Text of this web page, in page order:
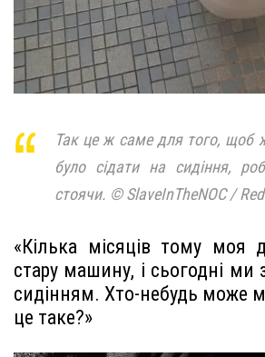
Так це ж саме для того, щоб
було сідати на сидіння,
стоячи. © SlaveInTheNOC /
«Кілька місяців тому моя
стару машину, і сьогодні ми
сидінням. Хто-небудь може
це таке?»